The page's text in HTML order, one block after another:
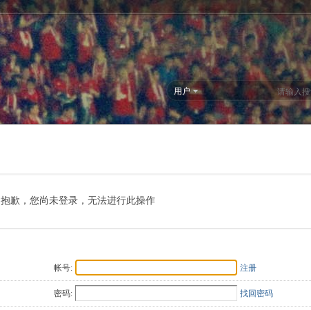
用户
抱歉，您尚未登录，无法进行此操作
帐号: 注册
密码: 找回密码